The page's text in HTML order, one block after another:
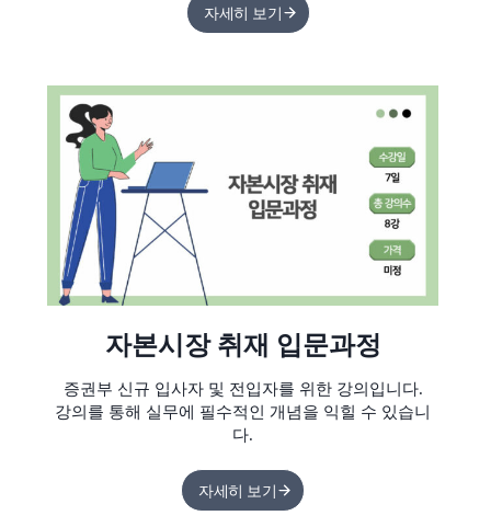
자세히 보기
자본시장 취재 입문과정
증권부 신규 입사자 및 전입자를 위한 강의입니다.
강의를 통해 실무에 필수적인 개념을 익힐 수 있습니
다.
자세히 보기